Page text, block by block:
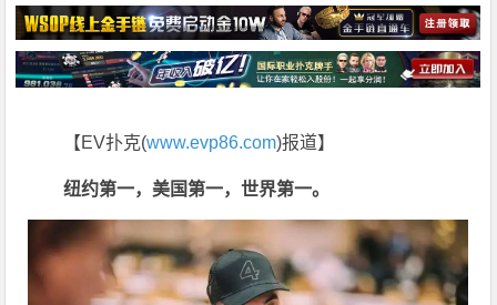
【EV扑克(www.evp86.com)报道】
纽约第一，美国第一，世界第一。